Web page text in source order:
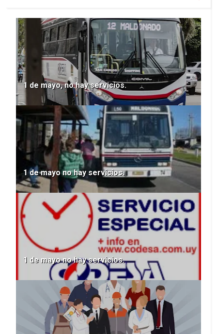
1 de mayo, no hay servicios.
1 de mayo no hay servicios.
1 de mayo no hay servicios.